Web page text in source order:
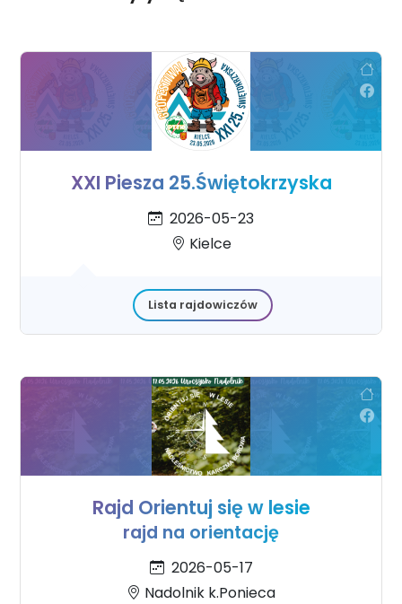
XXI Piesza 25.Świętokrzyska
2026-05-23
Kielce
Lista rajdowiczów
Rajd Orientuj się w lesie
rajd na orientację
2026-05-17
Nadolnik k.Ponieca